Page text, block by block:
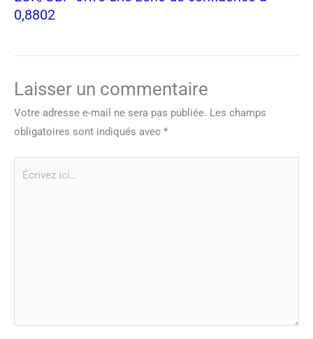
0,8802
Laisser un commentaire
Votre adresse e-mail ne sera pas publiée. Les champs
obligatoires sont indiqués avec *